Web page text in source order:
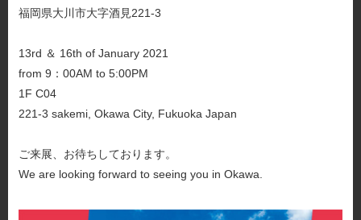
福岡県大川市大字酒見221-3
13rd ＆ 16th of January 2021
from 9：00AM to 5:00PM
1F C04
221-3 sakemi, Okawa City, Fukuoka Japan
ご来展、お待ちしております。
We are looking forward to seeing you in Okawa.